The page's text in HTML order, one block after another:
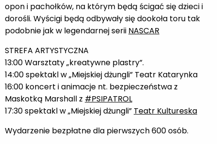
opon i pachołków, na którym będą ścigać się dzieci i
dorośli. Wyścigi będą odbywały się dookoła toru tak
podobnie jak w legendarnej serii NASCAR
STREFA ARTYSTYCZNA
13:00 Warsztaty „kreatywne plastry”.
14:00 spektakl w „Miejskiej dżungli” Teatr Katarynka
16:00 koncert i animacje nt. bezpieczeństwa z
Maskotką Marshall z #PSIPATROL
17:30 spektakl w „Miejskiej dżungli” Teatr Kultureska
Wydarzenie bezpłatne dla pierwszych 600 osób.